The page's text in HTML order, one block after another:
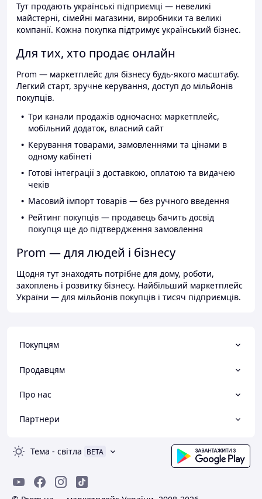
Тут продають українські підприємці — невеликі
майстерні, сімейні магазини, виробники та великі
компанії. Кожна покупка підтримує український бізнес.
Для тих, хто продає онлайн
Prom — маркетплейс для бізнесу будь-якого масштабу.
Легкий старт, зручне керування, доступ до мільйонів
покупців.
Три канали продажів одночасно: маркетплейс,
мобільний додаток, власний сайт
Керування товарами, замовленнями та цінами в
одному кабінеті
Готові інтеграції з доставкою, оплатою та видачею
чеків
Масовий імпорт товарів — без ручного введення
Рейтинг покупців — продавець бачить досвід
покупця ще до підтвердження замовлення
Prom — для людей і бізнесу
Щодня тут знаходять потрібне для дому, роботи,
захоплень і розвитку бізнесу. Найбільший маркетплейс
України — для мільйонів покупців і тисяч підприємців.
Покупцям
Продавцям
Про нас
Партнери
Тема - світла BETA